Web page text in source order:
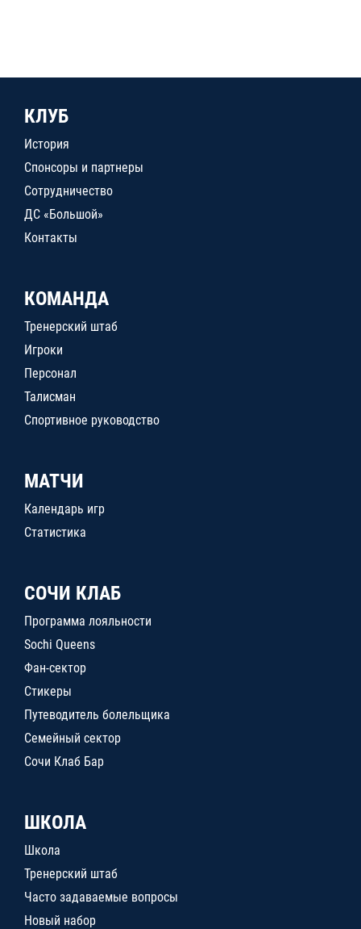
КЛУБ
История
Спонсоры и партнеры
Сотрудничество
ДС «Большой»
Контакты
КОМАНДА
Тренерский штаб
Игроки
Персонал
Талисман
Спортивное руководство
МАТЧИ
Календарь игр
Статистика
СОЧИ КЛАБ
Программа лояльности
Sochi Queens
Фан-сектор
Стикеры
Путеводитель болельщика
Семейный сектор
Сочи Клаб Бар
ШКОЛА
Школа
Тренерский штаб
Часто задаваемые вопросы
Новый набор